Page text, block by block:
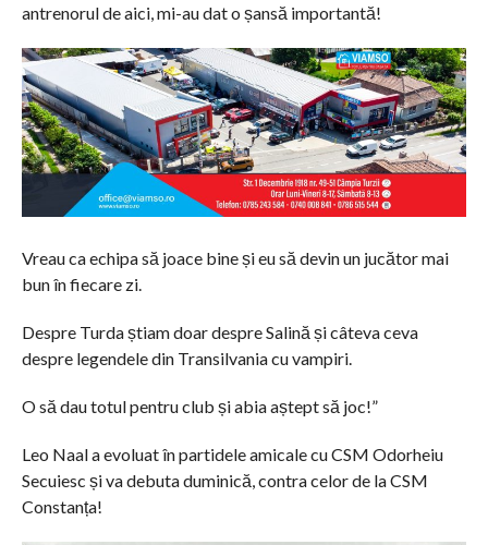
antrenorul de aici, mi-au dat o șansă importantă!
Vreau ca echipa să joace bine și eu să devin un jucător mai
bun în fiecare zi.
Despre Turda știam doar despre Salină și câteva ceva
despre legendele din Transilvania cu vampiri.
O să dau totul pentru club și abia aștept să joc!”
Leo Naal a evoluat în partidele amicale cu CSM Odorheiu
Secuiesc și va debuta duminică, contra celor de la CSM
Constanța!